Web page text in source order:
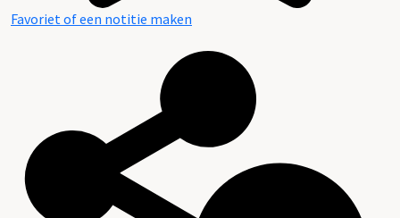
Favoriet of een notitie maken